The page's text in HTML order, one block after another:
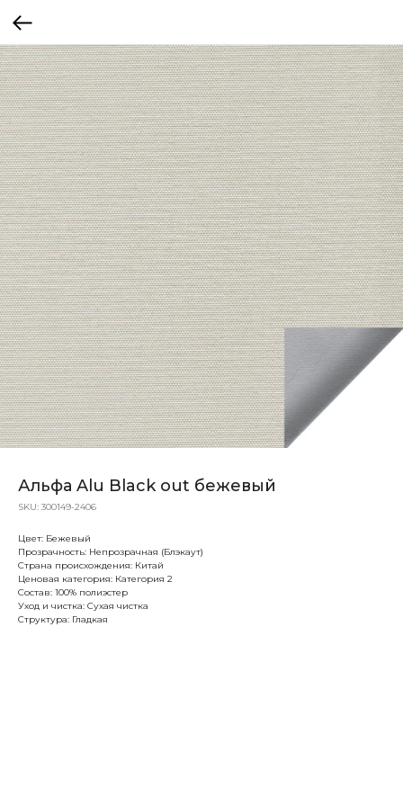
Альфа Alu Black out бежевый
SKU: 300149-2406
Цвет: Бежевый
Прозрачность: Непрозрачная (Блэкаут)
Страна происхождения: Китай
Ценовая категория: Категория 2
Состав: 100% полиэстер
Уход и чистка: Сухая чистка
Структура: Гладкая